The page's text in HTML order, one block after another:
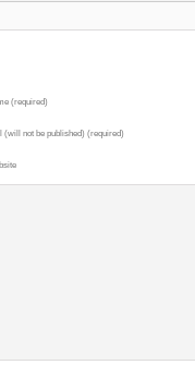
(required)
(will not be published) (required)